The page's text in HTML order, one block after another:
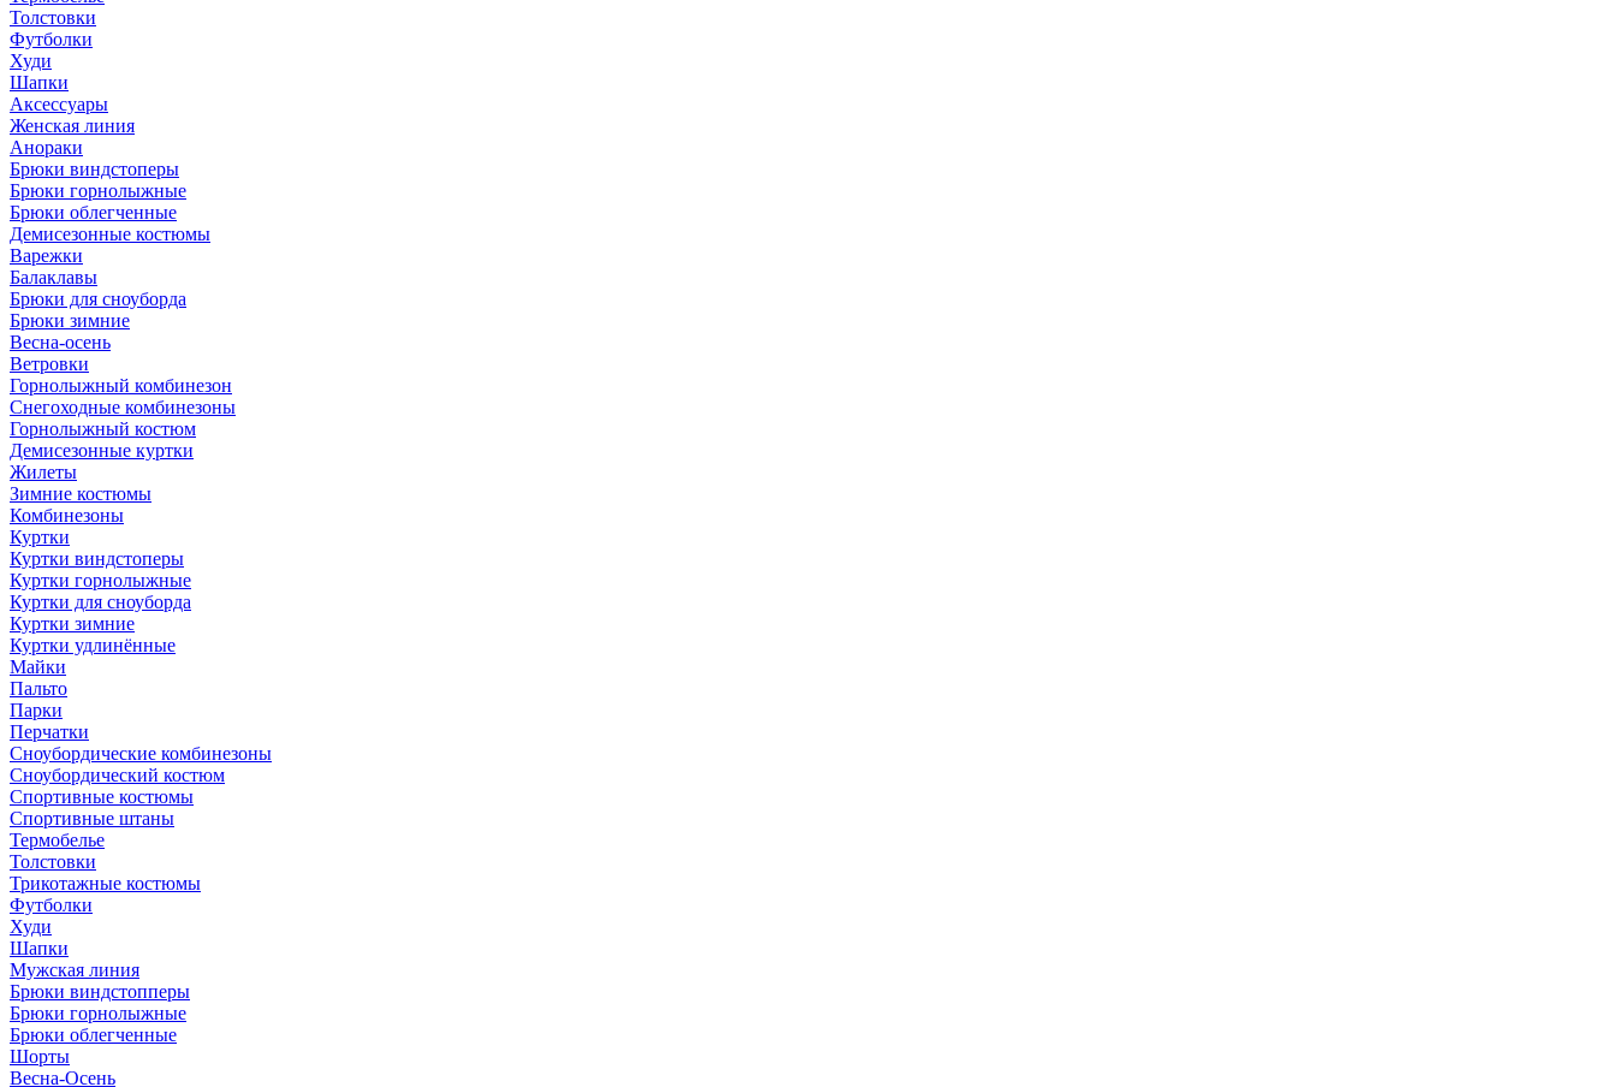
Толстовки
Футболки
Худи
Шапки
Аксессуары
Женская линия
Анораки
Брюки виндстоперы
Брюки горнолыжные
Брюки облегченные
Демисезонные костюмы
Варежки
Балаклавы
Брюки для сноуборда
Брюки зимние
Весна-осень
Ветровки
Горнолыжный комбинезон
Снегоходные комбинезоны
Горнолыжный костюм
Демисезонные куртки
Жилеты
Зимние костюмы
Комбинезоны
Куртки
Куртки виндстоперы
Куртки горнолыжные
Куртки для сноуборда
Куртки зимние
Куртки удлинённые
Майки
Пальто
Парки
Перчатки
Сноубордические комбинезоны
Сноубордический костюм
Спортивные костюмы
Спортивные штаны
Термобелье
Толстовки
Трикотажные костюмы
Футболки
Худи
Шапки
Мужская линия
Брюки виндстопперы
Брюки горнолыжные
Брюки облегченные
Шорты
Весна-Осень